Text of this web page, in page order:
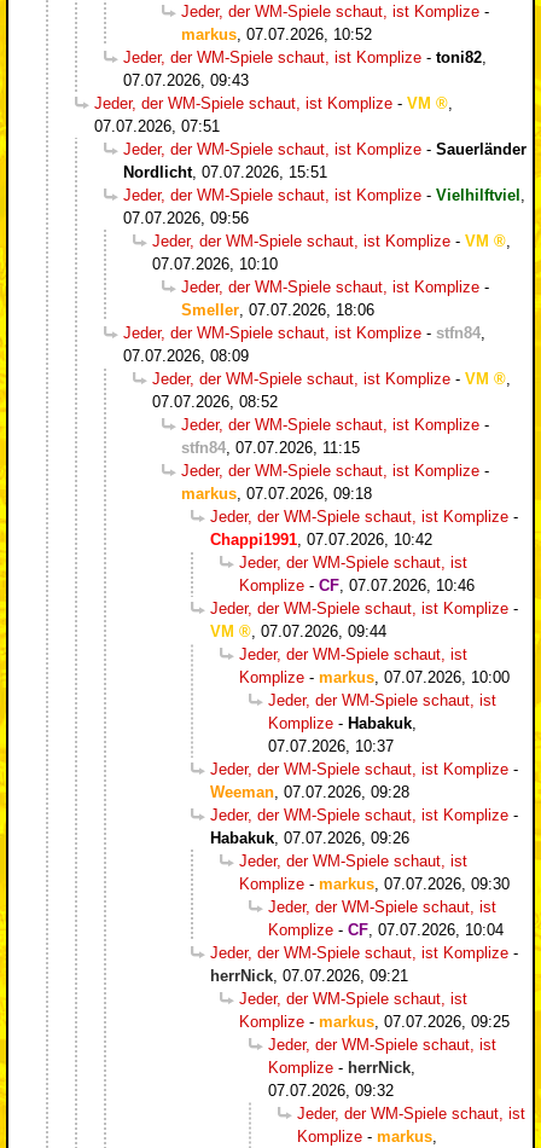
Jeder, der WM-Spiele schaut, ist Komplize -
markus 07.07.2026, 10:52
Jeder, der WM-Spiele schaut, ist Komplize - toni82
07.07.2026, 09:43
Jeder, der WM-Spiele schaut, ist Komplize - VM
07.07.2026, 07:51
Jeder, der WM-Spiele schaut, ist Komplize - Sauerländer
Nordlicht, 07.07.2026, 15:51
Jeder, der WM-Spiele schaut, ist Komplize - Vielhilftviel
07.07.2026, 09:56
Jeder, der WM-Spiele schaut, ist Komplize - VM
07.07.2026, 10:10
Jeder, der WM-Spiele schaut, ist Komplize -
Smeller 07.07.2026, 18:06
Jeder, der WM-Spiele schaut, ist Komplize - stfn84
07.07.2026, 08:09
Jeder, der WM-Spiele schaut, ist Komplize - VM
07.07.2026, 08:52
Jeder, der WM-Spiele schaut, ist Komplize -
stfn84 07.07.2026, 11:15
Jeder, der WM-Spiele schaut, ist Komplize -
markus 07.07.2026, 09:18
Jeder, der WM-Spiele schaut, ist Komplize -
Chappi1991 07.07.2026, 10:42
Jeder, der WM-Spiele schaut, ist
Komplize - CF 07.07.2026, 10:46
Jeder, der WM-Spiele schaut, ist Komplize -
VM
07.07.2026, 09:44
Jeder, der WM-Spiele schaut, ist
Komplize - markus 07.07.2026, 10:00
Jeder, der WM-Spiele schaut, ist
Komplize - Habakuk
07.07.2026, 10:37
Jeder, der WM-Spiele schaut, ist Komplize -
Weeman 07.07.2026, 09:28
Jeder, der WM-Spiele schaut, ist Komplize -
Habakuk 07.07.2026, 09:26
Jeder, der WM-Spiele schaut, ist
Komplize - markus 07.07.2026, 09:30
Jeder, der WM-Spiele schaut, ist
Komplize - CF 07.07.2026, 10:04
Jeder, der WM-Spiele schaut, ist Komplize -
herrNick 07.07.2026, 09:21
Jeder, der WM-Spiele schaut, ist
Komplize - markus 07.07.2026, 09:25
Jeder, der WM-Spiele schaut, ist
Komplize - herrNick
07.07.2026, 09:32
Jeder, der WM-Spiele schaut, ist
Komplize - markus